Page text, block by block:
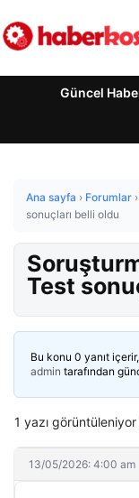
Güncel
Ana sayfa › Forumlar ›
sonuçları belli oldu
Test
Bu konu 0 yanıt
admin tarafından
1 yazı
13/05/2026: 4:00 am